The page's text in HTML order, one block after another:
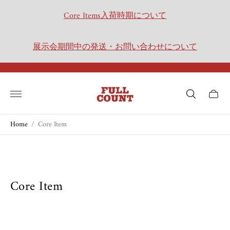
Core Items入荷時期について
展示会期間中の発送・お問い合わせについて
Store
logo" Cart
Home / Core Item
Core Item